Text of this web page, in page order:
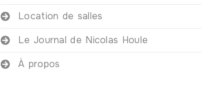
Location de salles
Le Journal de Nicolas Houle
À propos